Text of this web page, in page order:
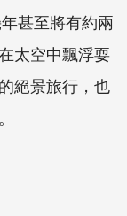
甚至將有約兩
太空中飄浮耍
絕景旅行，也